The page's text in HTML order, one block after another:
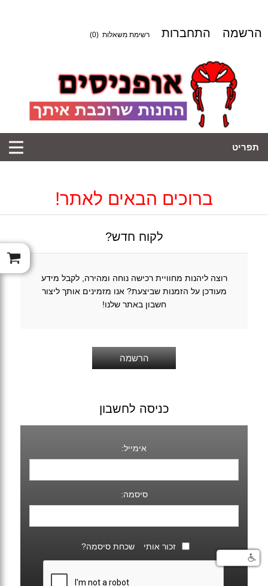
הרשמה התחברות רשימת משאלות (0)
תפריט
ברוכים הבאים לאתר!
לקוח חדש?
רוצה ליהנות מחוויית רכישה נוחה ומהירה, לקבל מידע
מעודכן על הזמנות שביצעת? אנו מזמינים אותך ליצור
חשבון באתר שלנו!
כניסה לחשבון
אימייל:
סיסמה:
זכור אותי שכחת סיסמה?